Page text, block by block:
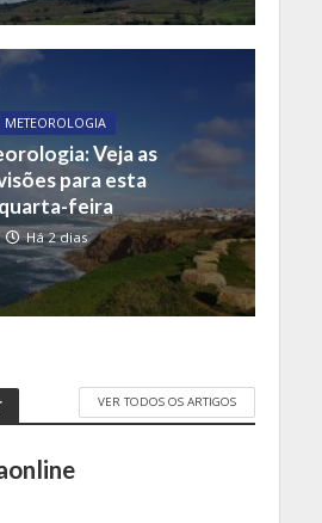
METEOROLOGIA
Veja as
para esta
feira
Há 2 dias
VER TODOS OS ARTIGOS